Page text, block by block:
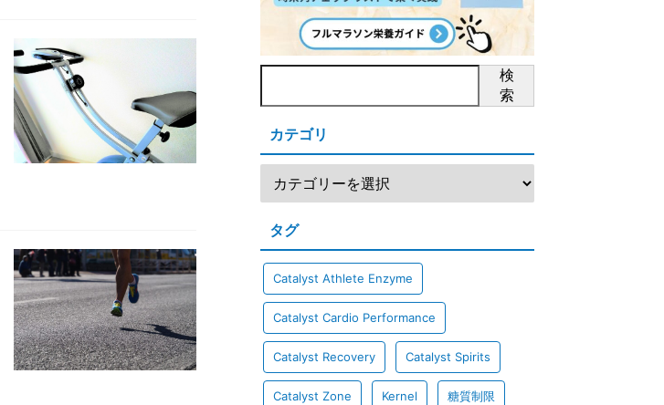
検
索
カテゴリ
タグ
Catalyst Athlete Enzyme
Catalyst Cardio Performance
Catalyst Recovery Catalyst Spirits
Catalyst Zone Kernel 糖質制限